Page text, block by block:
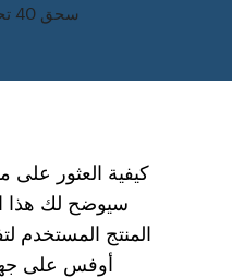
سحق 40 تحميل البوم اغاني سوبر سونيك
كيفية العثور على
سيوضح لك هذا
المنتج المستخدم
أوفس على